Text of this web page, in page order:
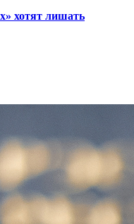
хотят лишать